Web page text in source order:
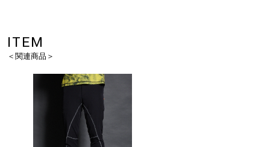
ITEM
＜関連商品＞